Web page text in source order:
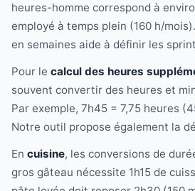
heures-homme correspond à
employé à temps plein (160 h/
en semaines aide à définir les
Pour le calcul des heures
souvent convertir des heures et
Par exemple, 7h45 = 7,75 heures
Notre outil propose également la
En cuisine, les conversions de
gros gâteau nécessite 1h15 de